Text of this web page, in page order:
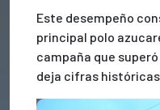
Este desempeño
principal polo
campaña que
deja cifras